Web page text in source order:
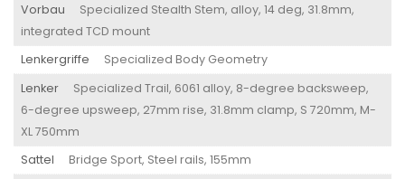
Vorbau
Specialized Stealth Stem, alloy, 14 deg, 31.8mm,
integrated TCD mount
Lenkergriffe
Specialized Body Geometry
Lenker
Specialized Trail, 6061 alloy, 8-degree backsweep,
6-degree upsweep, 27mm rise, 31.8mm clamp, S 720mm, M-
XL 750mm
Sattel
Bridge Sport, Steel rails, 155mm